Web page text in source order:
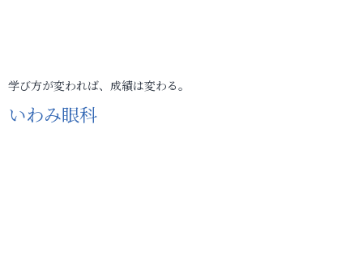
学び方が変われば、成績は変わる。
いわみ眼科